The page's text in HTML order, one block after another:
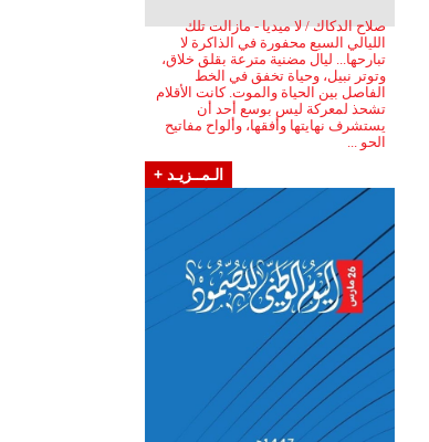
صلاح الدكاك / لا ميديا - مازالت تلك
الليالي السبع محفورة في الذاكرة لا
تبارحها... ليال مضنية مترعة بقلق خلاق،
وتوتر نبيل، وحياة تخفق في الخط
الفاصل بين الحياة والموت. كانت الأقلام
تشحذ لمعركة ليس بوسع أحد أن
يستشرف نهايتها وأفقها، وألواح مفاتيح
الحو ...
الـمــزيـد +